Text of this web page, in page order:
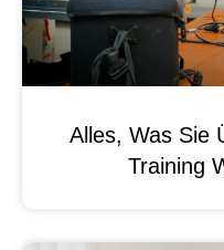
Alles, Was Sie
Training